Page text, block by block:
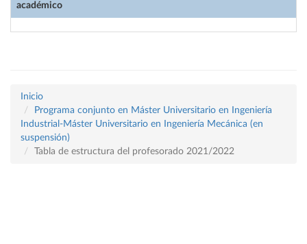
académico
Inicio
Programa conjunto en Máster Universitario en Ingeniería
Industrial-Máster Universitario en Ingeniería Mecánica (en
suspensión)
Tabla de estructura del profesorado 2021/2022